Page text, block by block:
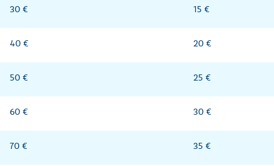
30 € 15 €
40 € 20 €
50 € 25 €
60 € 30 €
70 € 35 €